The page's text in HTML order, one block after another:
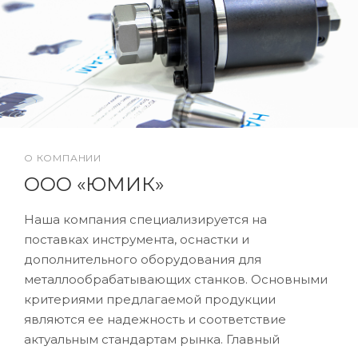
О КОМПАНИИ
ООО «ЮМИК»
Наша компания специализируется на
поставках инструмента, оснастки и
дополнительного оборудования для
металлообрабатывающих станков. Основными
критериями предлагаемой продукции
являются ее надежность и соответствие
актуальным стандартам рынка. Главный